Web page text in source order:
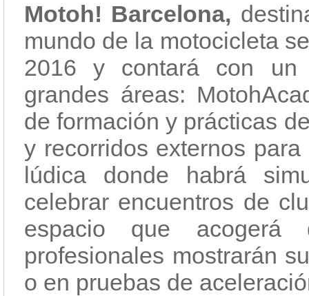
Motoh! Barcelona,
mundo de la motocicleta
2016 y contará con un
grandes áreas:
de formación y prácticas
y recorridos externos
lúdica donde habrá
celebrar encuentros de
espacio que acogerá
profesionales mostrarán
o en pruebas de